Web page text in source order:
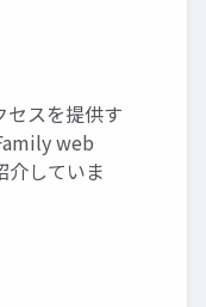
セスを提供す
web
介していま